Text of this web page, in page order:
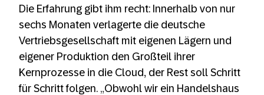
Die Erfahrung gibt ihm recht: Innerhalb von nur
sechs Monaten verlagerte die deutsche
Vertriebsgesellschaft mit eigenen Lägern und
eigener Produktion den Großteil ihrer
Kernprozesse in die Cloud, der Rest soll Schritt
für Schritt folgen. „Obwohl wir ein Handelshaus